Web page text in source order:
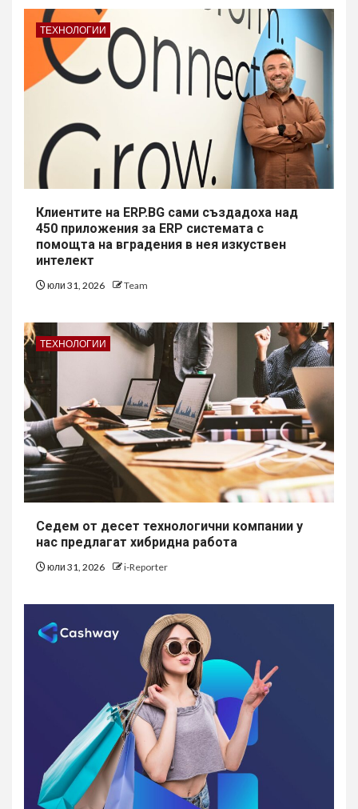
ТЕХНОЛОГИИ
Клиентите на ERP.BG сами създадоха над
450 приложения за ERP системата с
помощта на вградения в нея изкуствен
интелект
юли 31, 2026 Team
ТЕХНОЛОГИИ
Седем от десет технологични компании у
нас предлагат хибридна работа
юли 31, 2026 i-Reporter